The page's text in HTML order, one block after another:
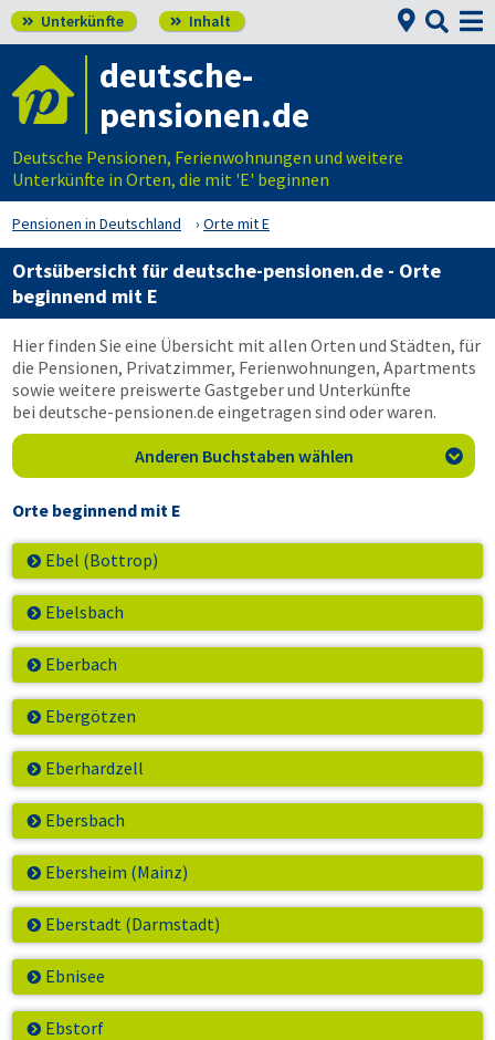
 Unterkünfte  Inhalt  
deutsche-
pensionen.de
Deutsche Pensionen, Ferienwohnungen und weitere
Unterkünfte in Orten, die mit 'E' beginnen
Pensionen in Deutschland Orte mit E
Ortsübersicht für deutsche-pensionen.de - Orte
beginnend mit E
Hier finden Sie eine Übersicht mit allen Orten und Städten, für
die Pensionen, Privatzimmer, Ferienwohnungen, Apartments
sowie weitere preiswerte Gastgeber und Unterkünfte
bei deutsche-pensionen.de eingetragen sind oder waren.
Anderen Buchstaben wählen

Orte beginnend mit E
Ebel (Bottrop)
Ebelsbach
Eberbach
Ebergötzen
Eberhardzell
Ebersbach
Ebersheim (Mainz)
Eberstadt (Darmstadt)
Ebnisee
Ebstorf